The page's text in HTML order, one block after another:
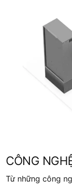
CÔNG
Từ những công